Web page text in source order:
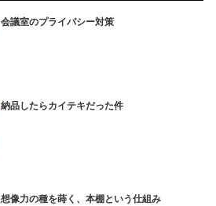
会議室のプライバシー対策
納品したらカイテキだった件
想像力の種を蒔く、本棚という仕組み